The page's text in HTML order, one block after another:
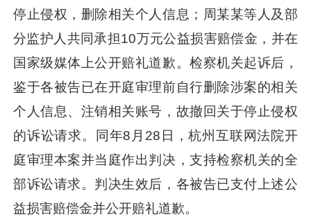
停止侵权，删除相关个人信息；周某某等人及部
分监护人共同承担10万元公益损害赔偿金，并在
国家级媒体上公开赔礼道歉。检察机关起诉后，
鉴于各被告已在开庭审理前自行删除涉案的相关
个人信息、注销相关账号，故撤回关于停止侵权
的诉讼请求。同年8月28日，杭州互联网法院开
庭审理本案并当庭作出判决，支持检察机关的全
部诉讼请求。判决生效后，各被告已支付上述公
益损害赔偿金并公开赔礼道歉。